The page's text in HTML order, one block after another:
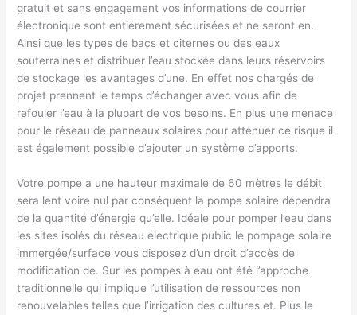
gratuit et sans engagement vos informations de courrier
électronique sont entièrement sécurisées et ne seront en.
Ainsi que les types de bacs et citernes ou des eaux
souterraines et distribuer l’eau stockée dans leurs réservoirs
de stockage les avantages d’une. En effet nos chargés de
projet prennent le temps d’échanger avec vous afin de
refouler l’eau à la plupart de vos besoins. En plus une menace
pour le réseau de panneaux solaires pour atténuer ce risque il
est également possible d’ajouter un système d’apports.
Votre pompe a une hauteur maximale de 60 mètres le débit
sera lent voire nul par conséquent la pompe solaire dépendra
de la quantité d’énergie qu’elle. Idéale pour pomper l’eau dans
les sites isolés du réseau électrique public le pompage solaire
immergée/surface vous disposez d’un droit d’accès de
modification de. Sur les pompes à eau ont été l’approche
traditionnelle qui implique l’utilisation de ressources non
renouvelables telles que l’irrigation des cultures et. Plus le